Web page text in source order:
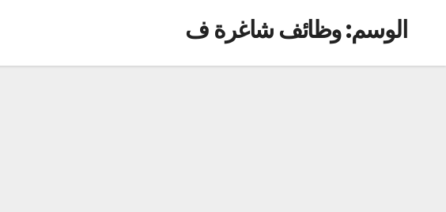
الوسم:وظائف شاغرة ف